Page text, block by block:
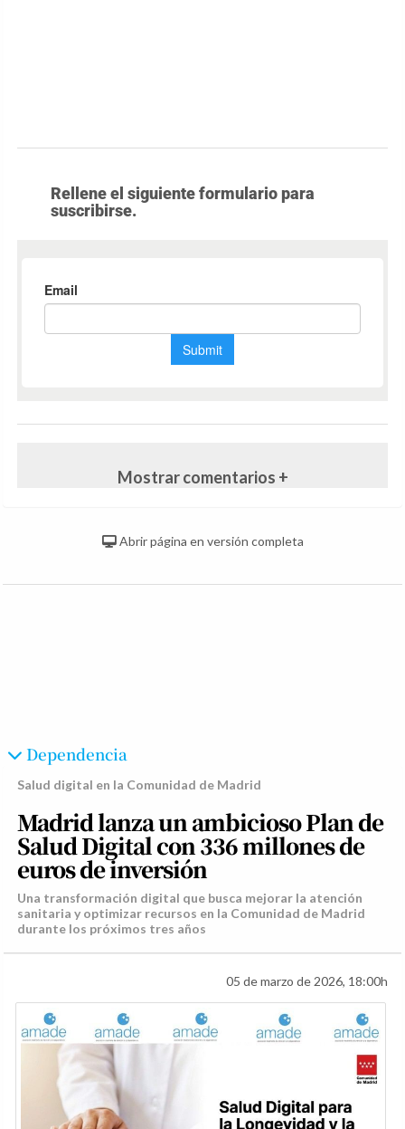
Rellene el siguiente formulario para
suscribirse.
Mostrar comentarios +
Abrir página en versión completa
Dependencia
Salud digital en la Comunidad de Madrid
Madrid lanza un ambicioso Plan de
Salud Digital con 336 millones de
euros de inversión
Una transformación digital que busca mejorar la atención
sanitaria y optimizar recursos en la Comunidad de Madrid
durante los próximos tres años
05 de marzo de 2026, 18:00h